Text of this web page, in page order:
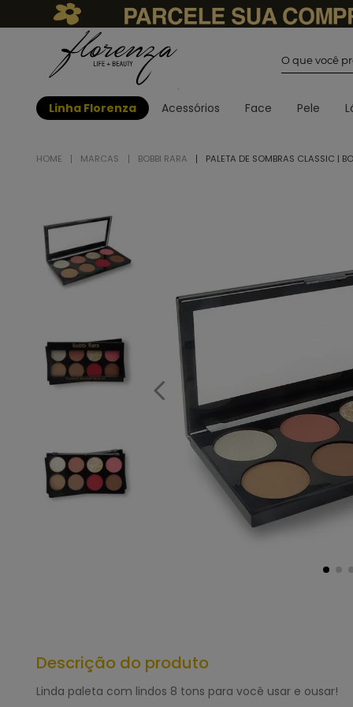
Linha Florenza Acessórios Face Pele
MARCAS BOBBI RARA PALETA DE SOMBRAS CLASSIC |
Descrição do produto
Linda paleta com lindos 8 tons para você usar e ousar!